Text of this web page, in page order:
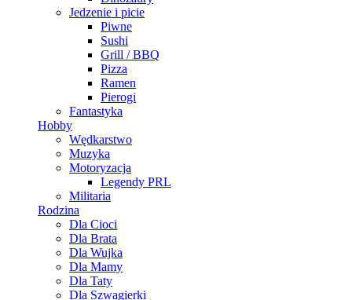
Jedzenie i picie
Piwne
Sushi
Grill / BBQ
Pizza
Ramen
Pierogi
Fantastyka
Hobby
Wędkarstwo
Muzyka
Motoryzacja
Legendy PRL
Militaria
Rodzina
Dla Cioci
Dla Brata
Dla Wujka
Dla Mamy
Dla Taty
Dla Szwagierki